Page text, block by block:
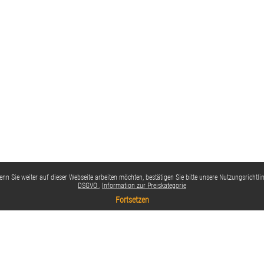
Sie weiter auf dieser Webseite arbeiten möchten, bestätigen Sie bitte unsere
DSGVO
Information zur Preiskategorie
Fortsetzen